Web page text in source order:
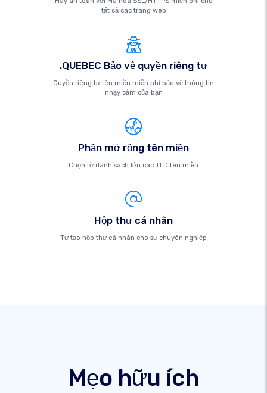
tất cả các trang web
.QUEBEC Bảo vệ quyền riêng tư
Quyền riêng tư tên miền miễn phí bảo vệ thông tin
nhạy cảm của bạn
Phần mở rộng tên miền
Chọn từ danh sách lớn các TLD tên miền
Hộp thư cá nhân
Tự tạo hộp thư cá nhân cho sự chuyên nghiệp
Mẹo hữu ích